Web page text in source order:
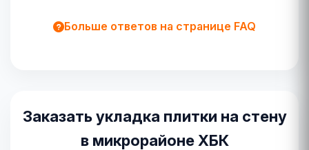
Больше ответов на странице FAQ
Заказать укладка плитки на стену
в микрорайоне ХБК